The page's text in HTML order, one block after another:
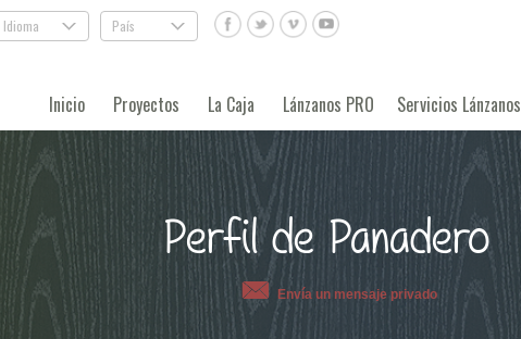
Idioma . País .
Inicio Proyectos La Caja Lánzanos PRO Servicios Lánzanos
Perfil de Panadero
Envía un mensaje privado